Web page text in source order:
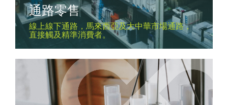
通路零售
線上線下通路，馬來西亞及大中華市場通路，
直接觸及精準消費者。